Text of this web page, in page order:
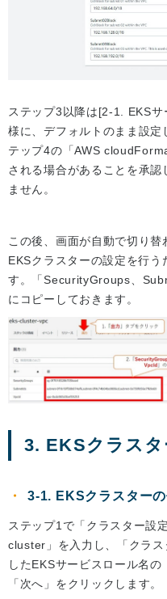
ステップ3以降は[2-1. EKS
様に、デフォルトのまま設
テップ4の「AWS
される場合があることを承
ません。
この後、画面が自動で切り
EKSクラスターの設定を行う
す。「SecurityGroups、
にコピーしておきます。
3. EKSクラスタ
3-1. EKSクラスター
ステップ1で「クラスター設
cluster」を入力し、「クラ
したEKSサービスロール名
「次へ」をクリックします。